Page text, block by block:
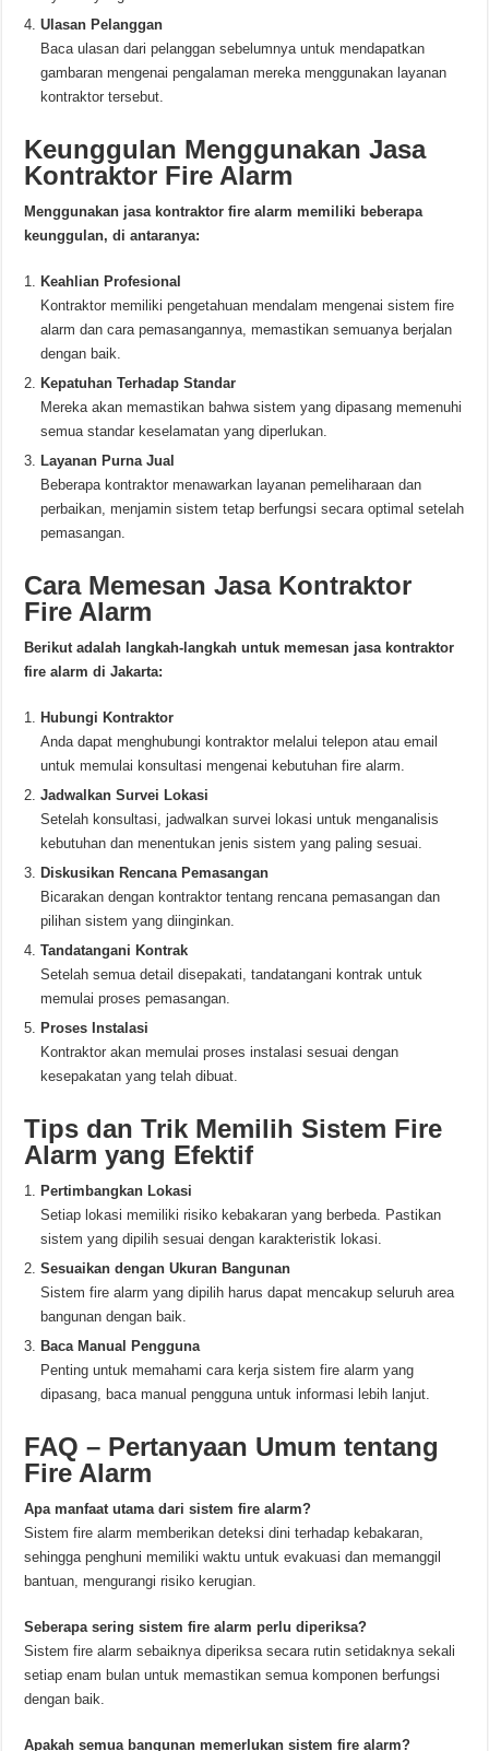
Ulasan Pelanggan
Baca ulasan dari pelanggan sebelumnya untuk mendapatkan
gambaran mengenai pengalaman mereka menggunakan layanan
kontraktor tersebut.
Keunggulan Menggunakan Jasa
Kontraktor Fire Alarm
Menggunakan jasa kontraktor fire alarm memiliki beberapa
keunggulan, di antaranya:
Keahlian Profesional
Kontraktor memiliki pengetahuan mendalam mengenai sistem fire
alarm dan cara pemasangannya, memastikan semuanya berjalan
dengan baik.
Kepatuhan Terhadap Standar
Mereka akan memastikan bahwa sistem yang dipasang memenuhi
semua standar keselamatan yang diperlukan.
Layanan Purna Jual
Beberapa kontraktor menawarkan layanan pemeliharaan dan
perbaikan, menjamin sistem tetap berfungsi secara optimal setelah
pemasangan.
Cara Memesan Jasa Kontraktor
Fire Alarm
Berikut adalah langkah-langkah untuk memesan jasa kontraktor
fire alarm di Jakarta:
Hubungi Kontraktor
Anda dapat menghubungi kontraktor melalui telepon atau email
untuk memulai konsultasi mengenai kebutuhan fire alarm.
Jadwalkan Survei Lokasi
Setelah konsultasi, jadwalkan survei lokasi untuk menganalisis
kebutuhan dan menentukan jenis sistem yang paling sesuai.
Diskusikan Rencana Pemasangan
Bicarakan dengan kontraktor tentang rencana pemasangan dan
pilihan sistem yang diinginkan.
Tandatangani Kontrak
Setelah semua detail disepakati, tandatangani kontrak untuk
memulai proses pemasangan.
Proses Instalasi
Kontraktor akan memulai proses instalasi sesuai dengan
kesepakatan yang telah dibuat.
Tips dan Trik Memilih Sistem Fire
Alarm yang Efektif
Pertimbangkan Lokasi
Setiap lokasi memiliki risiko kebakaran yang berbeda. Pastikan
sistem yang dipilih sesuai dengan karakteristik lokasi.
Sesuaikan dengan Ukuran Bangunan
Sistem fire alarm yang dipilih harus dapat mencakup seluruh area
bangunan dengan baik.
Baca Manual Pengguna
Penting untuk memahami cara kerja sistem fire alarm yang
dipasang, baca manual pengguna untuk informasi lebih lanjut.
FAQ – Pertanyaan Umum tentang
Fire Alarm
Apa manfaat utama dari sistem fire alarm?
Sistem fire alarm memberikan deteksi dini terhadap kebakaran,
sehingga penghuni memiliki waktu untuk evakuasi dan memanggil
bantuan, mengurangi risiko kerugian.
Seberapa sering sistem fire alarm perlu diperiksa?
Sistem fire alarm sebaiknya diperiksa secara rutin setidaknya sekali
setiap enam bulan untuk memastikan semua komponen berfungsi
dengan baik.
Apakah semua bangunan memerlukan sistem fire alarm?